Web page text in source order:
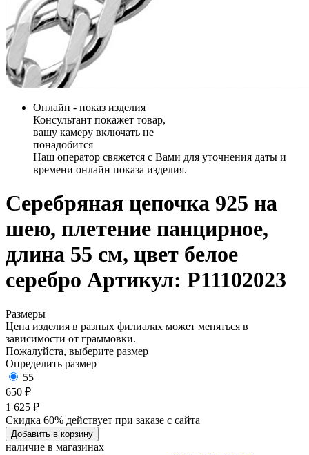
Онлайн - показ изделия
Консультант покажет товар,
вашу камеру включать не
понадобится
Наш оператор свяжется с Вами для уточнения даты и
времени онлайн показа изделия.
Серебряная цепочка 925 на
шею, плетение панцирное,
длина 55 см, цвет белое
серебро Артикул: Р11102023
Размеры
Цена изделия в разных филиалах может меняться в
зависимости от граммовки.
Пожалуйста, выберите размер
Определить размер
55
650 ₽
1 625 ₽
Скидка 60% действует при заказе с сайта
Добавить в корзину
наличие в магазинах